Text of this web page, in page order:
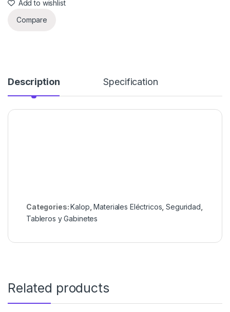
Add to wishlist
Compare
Description Specification
Categories:Kalop ,Materiales Eléctricos ,Seguridad
Tableros y Gabinetes
Related products